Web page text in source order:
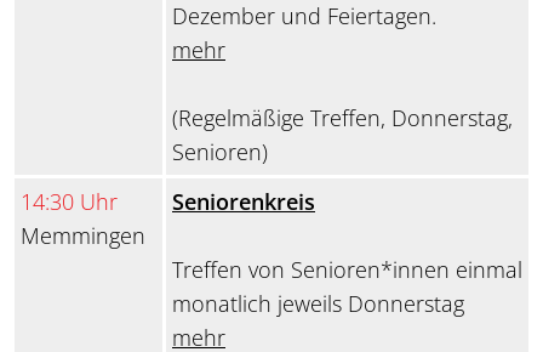
Dezember und Feiertagen.
mehr
(Regelmäßige Treffen, Donnerstag,
Senioren)
14:30 Uhr
Memmingen
Seniorenkreis
Treffen von Senioren*innen einmal
monatlich jeweils Donnerstag
mehr